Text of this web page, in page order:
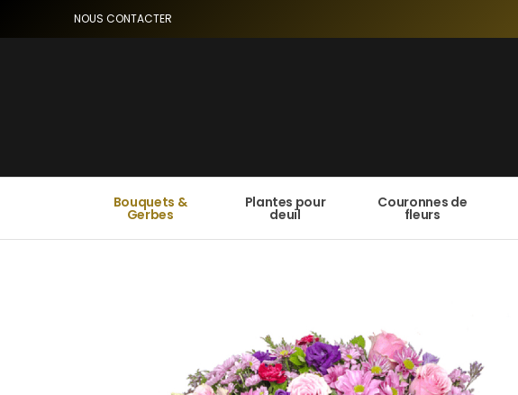
NOUS CONTACTER
Bouquets &
Gerbes
Plantes pour
deuil
Couronnes de
fleurs